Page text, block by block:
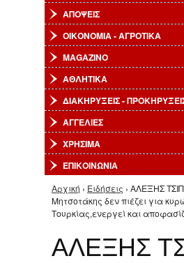
ΑΠΟΨΕΙΣ
ΟΙΚΟΝΟΜΙΑ - ΑΓΡΟΤΙΚΑ
MAGAZINO
ΑΘΛΗΤΙΚΑ
ΔΙΑΚΗΡΥΞΕΙΣ -
ΑΓΓΕΛΙΕΣ
ΧΡΗΣΙΜΑ
ΕΠΙΚΟΙΝΩΝΙΑ
Είστε εδώ
Αρχική › Ειδήσεις › ΑΛΕΞΗΣ
Μητσοτάκης δεν πιέζει για
Τουρκίας,ενεργεί και
ΑΛΕΞΗΣ